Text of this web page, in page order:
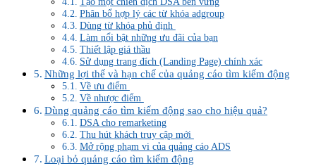
Phân bổ hợp lý các từ khóa adgroup
Dùng từ khóa phủ định
Làm nổi bật những ưu đãi của bạn
Thiết lập giá thầu
Sử dụng trang đích (Landing Page) chính xác
Những lợi thế và hạn chế của quảng cáo tìm kiếm động
Về ưu điểm
Về nhược điểm
Dùng quảng cáo tìm kiếm động sao cho hiệu quả?
DSA cho remarketing
Thu hút khách truy cập mới
Mở rộng phạm vi của quảng cáo ADS
Loại bỏ quảng cáo tìm kiếm động